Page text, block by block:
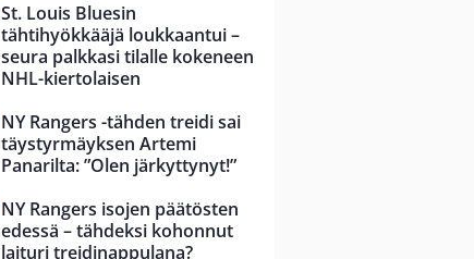
St. Louis Bluesin
tähtihyökkääjä loukkaantui –
seura palkkasi tilalle kokeneen
NHL-kiertolaisen
NY Rangers -tähden treidi sai
täystyrmäyksen Artemi
Panarilta: ”Olen järkyttynyt!”
NY Rangers isojen päätösten
edessä – tähdeksi kohonnut
laituri treidinappulana?